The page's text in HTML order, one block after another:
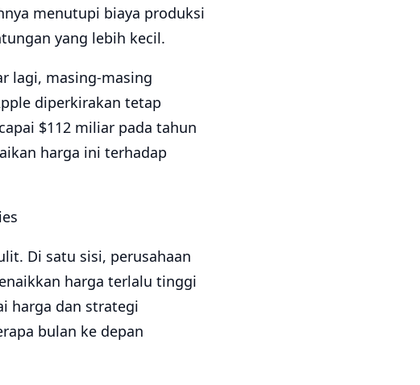
menutupi biaya produksi
yang lebih kecil.
lagi, masing-masing
diperkirakan tetap
$112 miliar pada tahun
harga ini terhadap
Di satu sisi, perusahaan
harga terlalu tinggi
harga dan strategi
bulan ke depan